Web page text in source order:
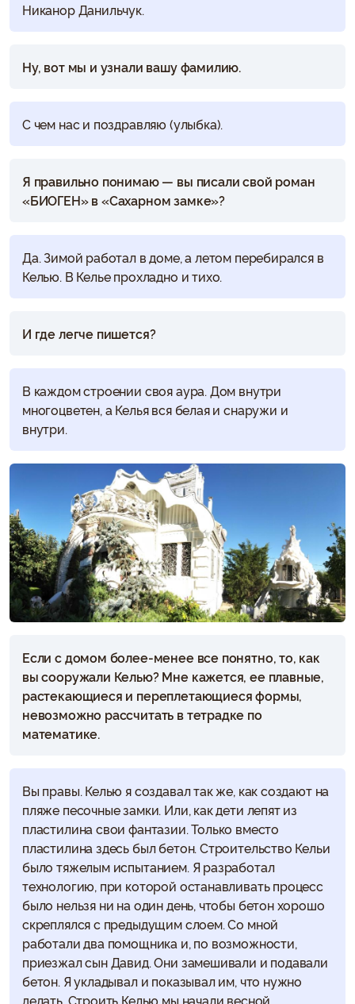
Никанор Данильчук.
Ну, вот мы и узнали вашу фамилию.
С чем нас и поздравляю (улыбка).
Я правильно понимаю — вы писали свой роман
«БИОГЕН» в «Сахарном замке»?
Да. Зимой работал в доме, а летом перебирался в
Келью. В Келье прохладно и тихо.
И где легче пишется?
В каждом строении своя аура. Дом внутри
многоцветен, а Келья вся белая и снаружи и
внутри.
Если с домом более-менее все понятно, то, как
вы сооружали Келью? Мне кажется, ее плавные,
растекающиеся и переплетающиеся формы,
невозможно рассчитать в тетрадке по
математике.
Вы правы. Келью я создавал так же, как создают на
пляже песочные замки. Или, как дети лепят из
пластилина свои фантазии. Только вместо
пластилина здесь был бетон. Строительство Кельи
было тяжелым испытанием. Я разработал
технологию, при которой останавливать процесс
было нельзя ни на один день, чтобы бетон хорошо
скреплялся с предыдущим слоем. Со мной
работали два помощника и, по возможности,
приезжал сын Давид. Они замешивали и подавали
бетон. Я укладывал и показывал им, что нужно
делать. Строить Келью мы начали весной.